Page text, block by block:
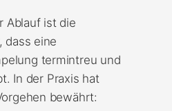
Ablauf ist die
dass eine
termintreu und
In der Praxis hat
bewährt: